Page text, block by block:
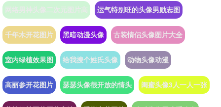
网络男神头像二次元图片高 运气特别旺的头像男励志图
千年木开花图片 黑暗动漫头像 古装情侣头像图片大全
室内绿植效果图 给我搜个姓氏头像 动物头像动漫
高丽参开花图片 瑟瑟头像很开放的情头 闺蜜头像3人一人一张